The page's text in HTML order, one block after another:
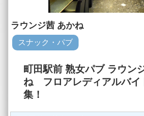
ラウンジ茜 あかね
スナック・パブ
町田駅前 熟女パブ ラウン
ね フロアレディアルバイ
集！